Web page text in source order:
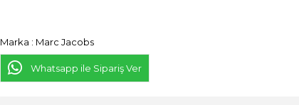
Marka : Marc Jacobs
Whatsapp ile Sipariş Ver